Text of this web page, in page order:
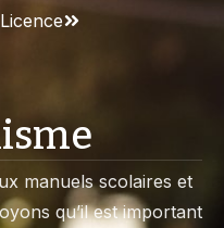
Licence
manuels scolaires et
qu’il est important